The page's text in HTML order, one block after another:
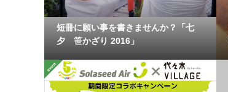
短冊に願い事を書きませんか？「七
夕 笹かざり 2016」